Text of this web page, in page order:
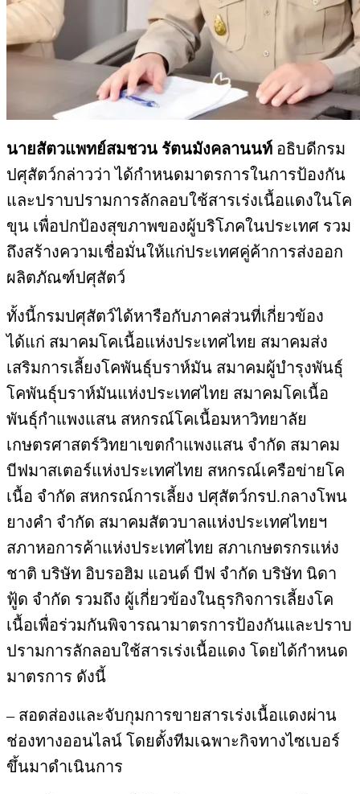
นายสัตวแพทย์สมชวน รัตนมังคลานนท์ อธิบดีกรม
ปศุสัตว์กล่าวว่า ได้กำหนดมาตรการในการป้องกัน
และปราบปรามการลักลอบใช้สารเร่งเนื้อแดงในโค
ขุน เพื่อปกป้องสุขภาพของผู้บริโภคในประเทศ รวม
ถึงสร้างความเชื่อมั่นให้แก่ประเทศคู่ค้าการส่งออก
ผลิตภัณฑ์ปศุสัตว์
ทั้งนี้กรมปศุสัตว์ได้หารือกับภาคส่วนที่เกี่ยวข้อง
ได้แก่ สมาคมโคเนื้อแห่งประเทศไทย สมาคมส่ง
เสริมการเลี้ยงโคพันธุ์บราห์มัน สมาคมผู้บำรุงพันธุ์
โคพันธุ์บราห์มันแห่งประเทศไทย สมาคมโคเนื้อ
พันธุ์กำแพงแสน สหกรณ์โคเนื้อมหาวิทยาลัย
เกษตรศาสตร์วิทยาเขตกำแพงแสน จำกัด สมาคม
บีฟมาสเตอร์แห่งประเทศไทย สหกรณ์เครือข่ายโค
เนื้อ จำกัด สหกรณ์การเลี้ยง ปศุสัตว์กรป.กลางโพน
ยางคำ จำกัด สมาคมสัตวบาลแห่งประเทศไทยฯ
สภาหอการค้าแห่งประเทศไทย สภาเกษตรกรแห่ง
ชาติ บริษัท อิบรอฮิม แอนด์ บีฟ จำกัด บริษัท นิดา
ฟู้ด จำกัด รวมถึง ผู้เกี่ยวข้องในธุรกิจการเลี้ยงโค
เนื้อเพื่อร่วมกันพิจารณามาตรการป้องกันและปราบ
ปรามการลักลอบใช้สารเร่งเนื้อแดง โดยได้กำหนด
มาตรการ ดังนี้
– สอดส่องและจับกุมการขายสารเร่งเนื้อแดงผ่าน
ช่องทางออนไลน์ โดยตั้งทีมเฉพาะกิจทางไซเบอร์
ขึ้นมาดำเนินการ